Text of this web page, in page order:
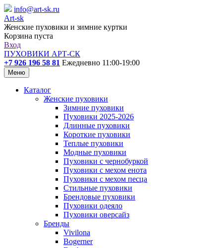
info@art-sk.ru
Art-sk
Женские пуховики и зимние куртки
Корзина пуста
Вход
ПУХОВИКИ АРТ-СК
+7 926 196 58 81 Ежедневно 11:00-19:00
Меню
Каталог
Женские пуховики
Зимние пуховики
Пуховики 2025-2026
Длинные пуховики
Короткие пуховики
Теплые пуховики
Модные пуховики
Пуховики с чернобуркой
Пуховики с мехом енота
Пуховики с мехом песца
Стильные пуховики
Брендовые пуховики
Пуховики одеяло
Пуховики оверсайз
Бренды
Vivilona
Bogerner